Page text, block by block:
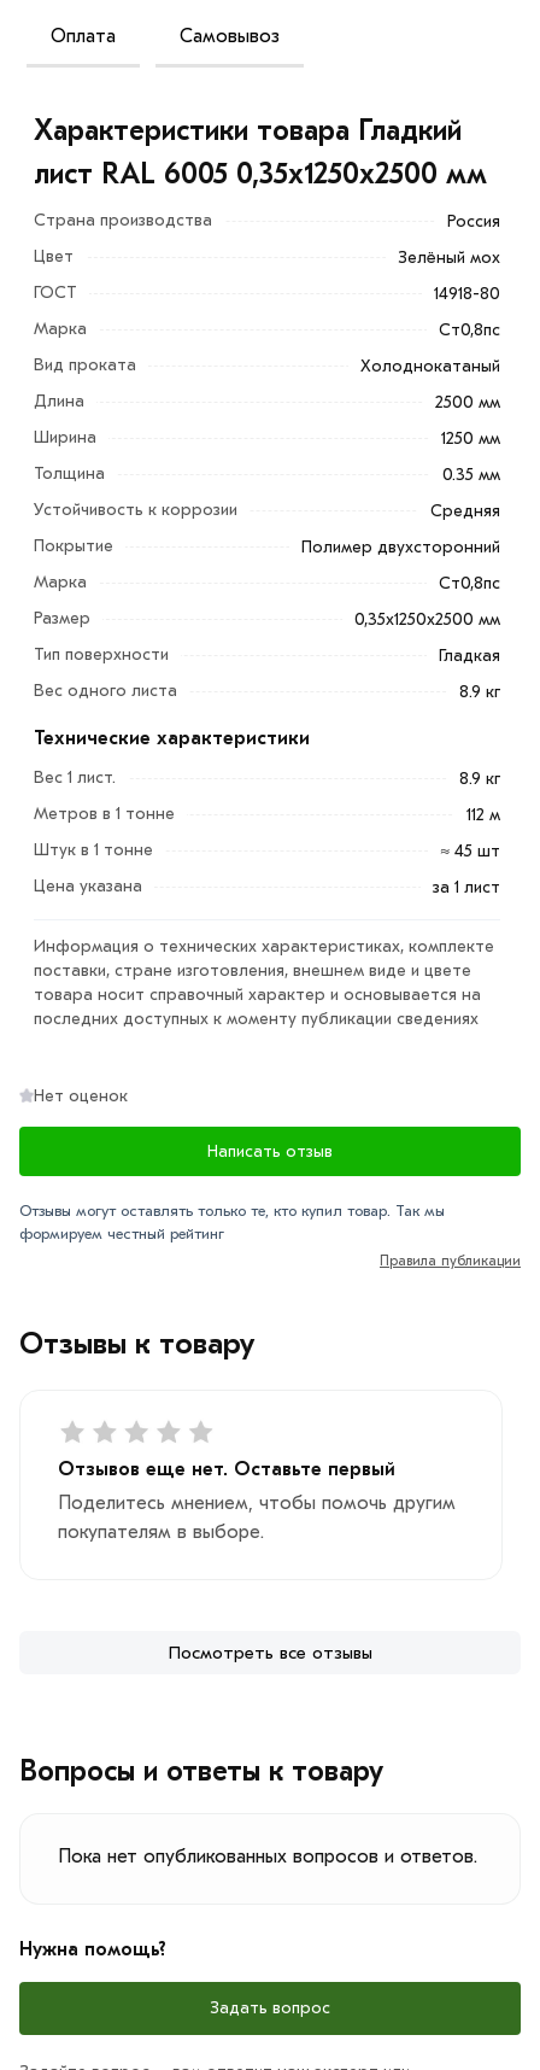
Оплата Самовывоз
Гладкий лист RAL 6005 0,35х1250х2500 мм
изготовленный из высококачественных материалов,
имеет ровную поверхность и красивый зеленый цвет.
Лист легко обрабатывается и может быть подогнан по
Он может использоваться в различных отраслях
промышленности, включая строительство,
Гладкий лист используется при проведении отделочных
в процессе изготовления специальных декоративных
элементов.
Для приобретения данной позиции, кликните мышкой
«Добавить в корзину»
«Быстрый заказ»
. Также можете купить позвонив по
Условия доставки и цена на товар Гладкий лист RAL
6005 0,35х1250х2500 мм из категорииЛист гладкий RAL
действительн в Москве и области. Наши
Данний товар от производителя сертифицирован,
купленного товарa в течение 7 дней (наличие чека
Характеристики товара Гладкий
лист RAL 6005 0,35х1250х2500 мм
Страна производства
Россия
Цвет
Зелёный мох
ГОСТ
14918-80
Марка
Ст0,8пс
Вид проката
Холоднокатаный
Длина
2500 мм
Ширина
1250 мм
Толщина
0.35 мм
Устойчивость к коррозии
Средняя
Покрытие
Полимер двухсторонний
Марка
Ст0,8пс
Размер
0,35х1250х2500 мм
Тип поверхности
Гладкая
Вес одного листа
8.9 кг
Технические характеристики
Вес 1 лист.
8.9 кг
Метров в 1 тонне
112 м
Штук в 1 тонне
≈ 45 шт
Цена указана
за 1 лист
Информация о технических характеристиках, комплекте
поставки, стране изготовления, внешнем виде и цвете
товара носит справочный характер и основывается на
последних доступных к моменту публикации сведениях
Отзывы к товару
Отзывов еще нет. Оставьте первый
Поделитесь мнением, чтобы помочь другим
покупателям в выборе.
Посмотреть все отзывы
Нет оценок
Написать отзыв
Отзывы могут оставлять только те, кто купил товар. Так мы
формируем честный рейтинг
Правила публикации
Вопросы и ответы к товару
Пока нет опубликованных вопросов и ответов.
Нужна помощь?
Задать вопрос